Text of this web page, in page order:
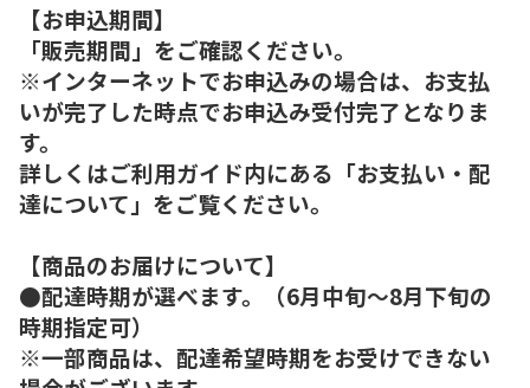
【お申込期間】
「販売期間」をご確認ください。
※インターネットでお申込みの場合は、お支払
いが完了した時点でお申込み受付完了となりま
す。
詳しくはご利用ガイド内にある「お支払い・配
達について」をご覧ください。
【商品のお届けについて】
●配達時期が選べます。（6月中旬～8月下旬の
時期指定可）
※一部商品は、配達希望時期をお受けできない